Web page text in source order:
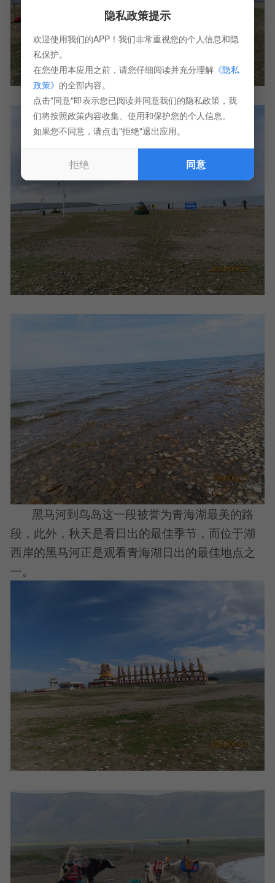
黑马河到鸟岛这一段被誉为青海湖最美的路
段，此外，秋天是看日出的最佳季节，而位于湖
西岸的黑马河正是观看青海湖日出的最佳地点之
一。
隐私政策提示
欢迎使用我们的APP！我们非常重视您的个人信息和隐
私保护。
在您使用本应用之前，请您仔细阅读并充分理解《隐私
政策》 的全部内容。
点击"同意"即表示您已阅读并同意我们的隐私政策，我
们将按照政策内容收集、使用和保护您的个人信息。
如果您不同意，请点击"拒绝"退出应用。
拒绝 同意